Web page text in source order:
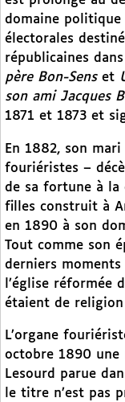
domaine
électorales
républicaines
père Bon-Senset
son ami Jacques
1871 et 1873 et
En 1882, son
fouriéristes –
de sa fortune à la
filles construit à
en 1890 à son
Tout comme son
derniers moments
l’église réformée
étaient de
L’organe
octobre 1890 une
Lesourd parue
le titre n’est pas